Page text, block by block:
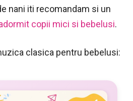
nani iti recomandam si un
copii mici si bebelusi.
clasica pentru bebelusi: